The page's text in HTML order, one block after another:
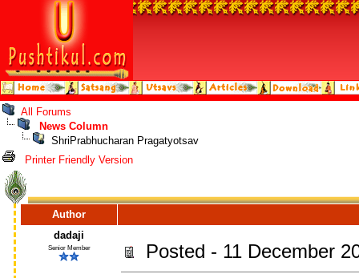
All Forums
News Column
ShriPrabhucharan Pragatyotsav
Printer Friendly Version
Author
dadaji
Senior Member Posted - 11 December